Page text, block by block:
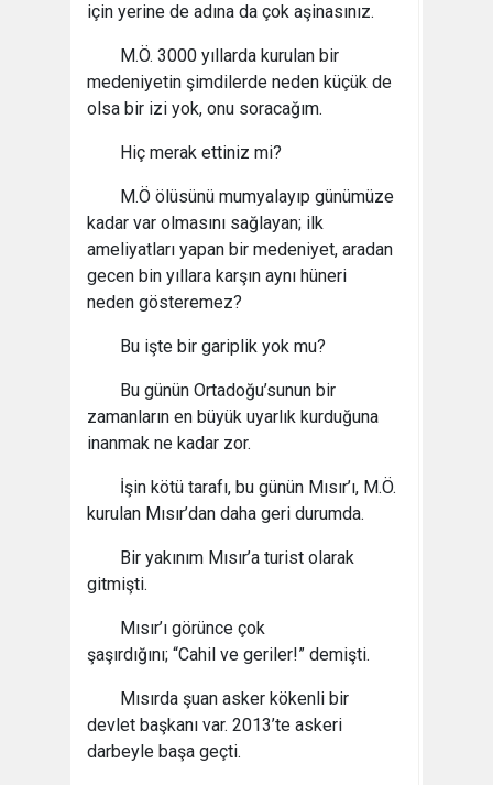
için yerine de adına da çok aşinasınız.
M.Ö. 3000 yıllarda kurulan bir
medeniyetin şimdilerde neden küçük de
olsa bir izi yok, onu soracağım.
Hiç merak ettiniz mi?
M.Ö ölüsünü mumyalayıp günümüze
kadar var olmasını sağlayan; ilk
ameliyatları yapan bir medeniyet, aradan
gecen bin yıllara karşın aynı hüneri
neden gösteremez?
Bu işte bir gariplik yok mu?
Bu günün Ortadoğu’sunun bir
zamanların en büyük uyarlık kurduğuna
inanmak ne kadar zor.
İşin kötü tarafı, bu günün Mısır’ı, M.Ö.
kurulan Mısır’dan daha geri durumda.
Bir yakınım Mısır’a turist olarak
gitmişti.
Mısır’ı görünce çok
şaşırdığını; “Cahil ve geriler!” demişti.
Mısırda şuan asker kökenli bir
devlet başkanı var. 2013’te askeri
darbeyle başa geçti.